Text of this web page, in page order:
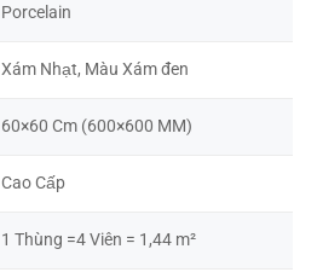
Porcelain
Xám Nhạt, Màu Xám đen
60×60 Cm (600×600 MM)
Cao Cấp
1 Thùng =4 Viên = 1,44 m²